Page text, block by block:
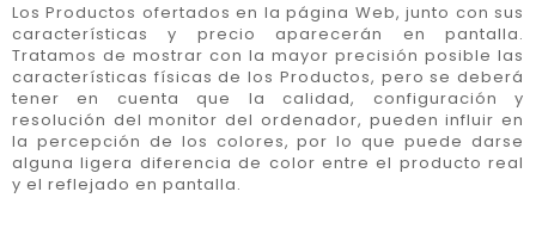
Los Productos ofertados en la página Web, junto con sus
características y precio aparecerán en pantalla.
Tratamos de mostrar con la mayor precisión posible las
características físicas de los Productos, pero se deberá
tener en cuenta que la calidad, configuración y
resolución del monitor del ordenador, pueden influir en
la percepción de los colores, por lo que puede darse
alguna ligera diferencia de color entre el producto real
y el reflejado en pantalla.